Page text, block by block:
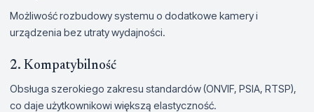
Możliwość rozbudowy systemu o dodatkowe kamery i
urządzenia bez utraty wydajności.
2. Kompatybilność
Obsługa szerokiego zakresu standardów (ONVIF, PSIA, RTSP),
co daje użytkownikowi większą elastyczność.